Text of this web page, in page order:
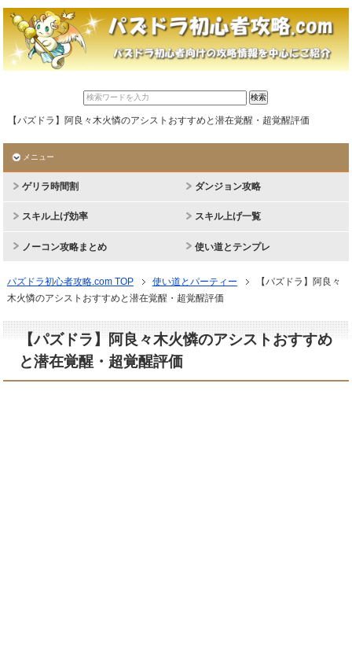
【パズドラ】阿良々木火憐のアシストおすすめと潜在覚醒・超覚醒評価
メニュー
ゲリラ時間割 ダンジョン攻略
スキル上げ効率 スキル上げ一覧
ノーコン攻略まとめ 使い道とテンプレ
パズドラ初心者攻略.com TOP 使い道とパーティー
【パズドラ】阿良々
木火憐のアシストおすすめと潜在覚醒・超覚醒評価
【パズドラ】阿良々木火憐のアシストおすすめ
と潜在覚醒・超覚醒評価